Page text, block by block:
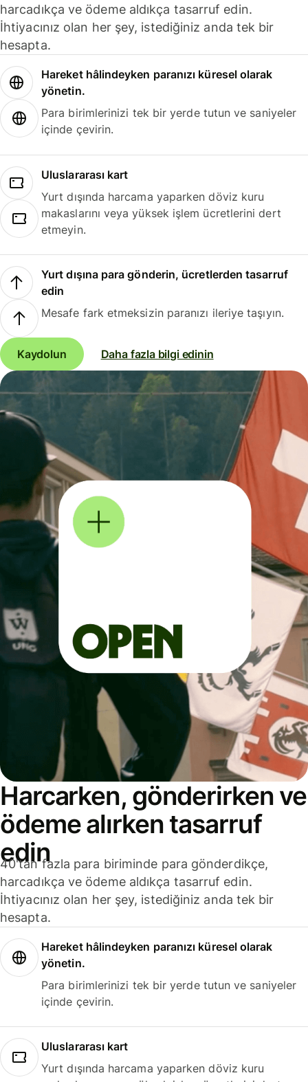
harcadıkça ve ödeme aldıkça tasarruf edin.
İhtiyacınız olan her şey, istediğiniz anda tek bir
hesapta.
Hareket hâlindeyken paranızı küresel olarak
yönetin.
Para birimlerinizi tek bir yerde tutun ve saniyeler
içinde çevirin.
Uluslararası kart
Yurt dışında harcama yaparken döviz kuru
makaslarını veya yüksek işlem ücretlerini dert
etmeyin.
Yurt dışına para gönderin, ücretlerden tasarruf
edin
Mesafe fark etmeksizin paranızı ileriye taşıyın.
Kaydolun Daha fazla bilgi edinin
Harcarken, gönderirken ve
ödeme alırken tasarruf
edin
40'tan fazla para biriminde para gönderdikçe,
harcadıkça ve ödeme aldıkça tasarruf edin.
İhtiyacınız olan her şey, istediğiniz anda tek bir
hesapta.
Hareket hâlindeyken paranızı küresel olarak
yönetin.
Para birimlerinizi tek bir yerde tutun ve saniyeler
içinde çevirin.
Uluslararası kart
Yurt dışında harcama yaparken döviz kuru